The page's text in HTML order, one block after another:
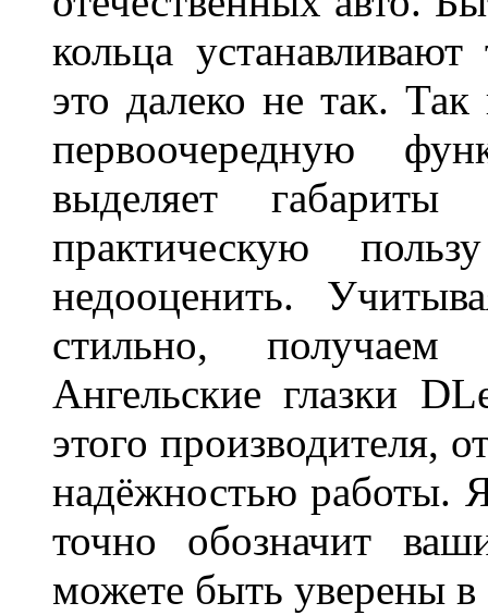
кольца
это далеко не так. Так
первоочередную
выделяет
практическую
недооценить.
стильно,
Ангельские глазки
этого производителя,
надёжностью работы.
точно обозначит
можете быть уверены